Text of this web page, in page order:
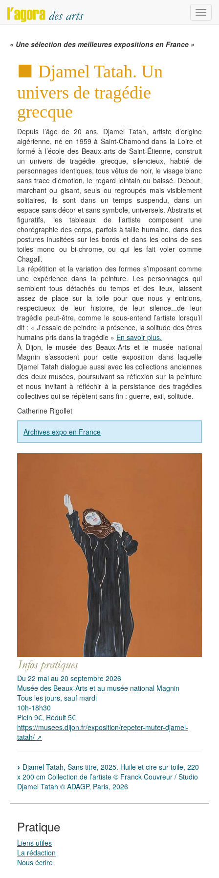
Menu
« Une sélection des meilleures expositions en France »
Djamel Tatah. Un
univers de tragédie
grecque
Depuis l’âge de 20 ans, Djamel Tatah, artiste d’origine
algérienne, né en 1959 à Saint-Chamond dans la Loire et
formé à l’école des Beaux-arts de Saint-Étienne, construit
un univers de tragédie grecque, silencieux, habité de
personnages identiques, tous vêtus de noir, le visage blanc
sans trace d’émotion, le regard lointain ou baissé. Debout,
marchant ou gisant, seuls ou regroupés mais visiblement
solitaires, ils sont dans un temps suspendu, dans un
espace sans décor et sans symbole, universels. Abstraits et
figuratifs, les tableaux de l’artiste composent une
chorégraphie des corps, parfois à taille humaine, dans des
postures inusitées sur les bords et dans les coins de ses
toiles mono ou bi-chrome, ou qui les fait voler comme
Chagall.
La répétition et la variation des formes s’imposant comme
une expérience dans la peinture. Les personnages qui
semblent tous détachés du temps et des lieux, laissent
assez de place sur la toile pour que nous y entrions,
respectueux de leur histoire, de leur silence...de leur
tragédie peut-être, comme le sous-entend l’artiste lorsqu’il
dit : « J’essaie de peindre la présence, la solitude des êtres
humains pris dans la tragédie » En savoir plus.
À Dijon, le musée des Beaux-Arts et le musée national
Magnin s’associent pour cette exposition dans laquelle
Djamel Tatah dialogue aussi avec les collections anciennes
des deux musées, poursuivant sa réflexion sur la peinture
et nous invitant à réfléchir à la persistance des tragédies
collectives qui se répètent sans fin : guerre, exil, solitude.
Catherine Rigollet
Archives expo en France
Du 22 mai au 20 septembre 2026
Musée des Beaux-Arts et au musée national Magnin
Tous les jours, sauf mardi
10h-18h30
Plein 9€, Réduit 5€
https://musees.dijon.fr/exposition/repeter-muter-djamel-
tatah/
Djamel Tatah, Sans titre, 2025. Huile et cire sur toile, 220
x 200 cm Collection de l’artiste © Franck Couvreur / Studio
Djamel Tatah © ADAGP, Paris, 2026
Pratique
Liens utiles
La rédaction
Nous écrire